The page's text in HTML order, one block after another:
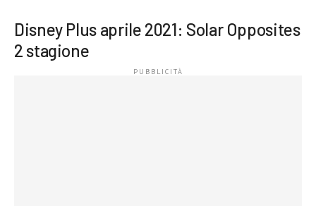
Disney Plus aprile 2021: Solar Opposites
2 stagione